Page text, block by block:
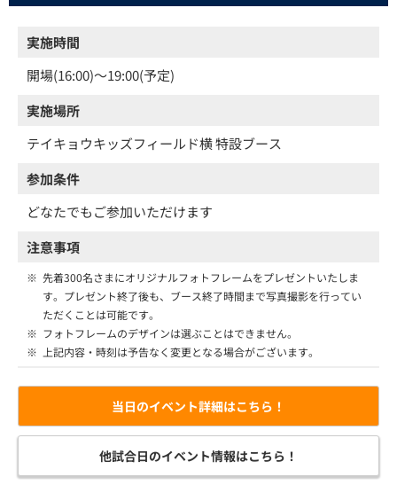
実施時間
開場(16:00)～19:00(予定)
実施場所
テイキョウキッズフィールド横 特設ブース
参加条件
どなたでもご参加いただけます
注意事項
※ 先着300名さまにオリジナルフォトフレームをプレゼントいたしま
す。プレゼント終了後も、ブース終了時間まで写真撮影を行ってい
ただくことは可能です。
※ フォトフレームのデザインは選ぶことはできません。
※
上記内容・時刻は予告なく変更となる場合がございます。
当日のイベント詳細はこちら！
他試合日のイベント情報はこちら！